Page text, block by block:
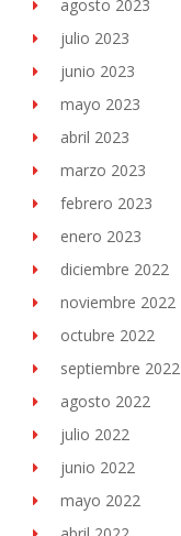
agosto 2023
julio 2023
junio 2023
mayo 2023
abril 2023
marzo 2023
febrero 2023
enero 2023
diciembre 2022
noviembre 2022
octubre 2022
septiembre 2022
agosto 2022
julio 2022
junio 2022
mayo 2022